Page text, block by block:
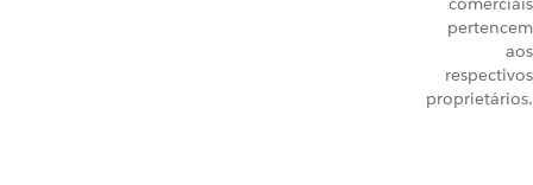
pertencem
aos
respectivos
proprietários.